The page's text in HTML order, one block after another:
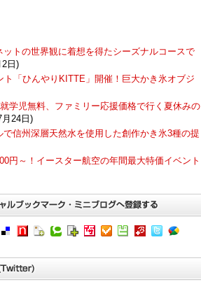
ットの世界観に着想を得たシーズナルコースで
2日)
ト「ひんやりKITTE」開催！巨大かき氷オブジ
学児無料、ファミリー応援価格で行く夏休みの
月24日)
で信州深層天然水を使用した創作かき氷3種の提
円～！イースター航空の年間最大特価イベント